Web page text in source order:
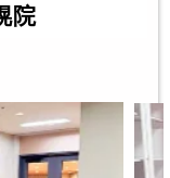
院